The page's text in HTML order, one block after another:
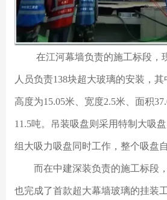
在江河幕墙负责的施工标段，
人员负责138块超大玻璃的安装，
高度为15.05米、宽度2.5米、面积
11.5吨。吊装吸盘则采用特制大吸
组大吸力吸盘同时工作，整个吸盘
而在中建深装负责的施工标段，
也完成了首款超大幕墙玻璃的挂装工